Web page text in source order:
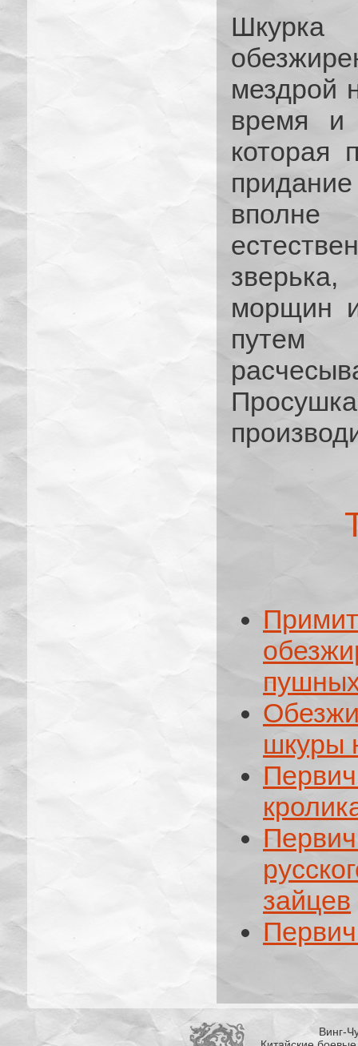
Шкурка
мездрой
время и
которая
морщин
путем
шкуры
зайцев
Винг-